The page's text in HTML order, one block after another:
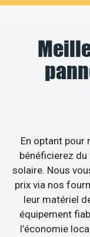
En optant pour
bénéficierez
solaire. Nous
prix via nos
leur matériel
équipement
l’économie